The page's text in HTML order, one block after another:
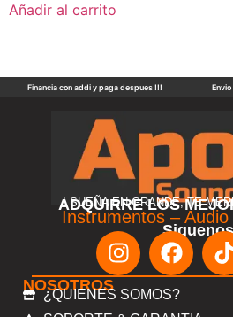
Añadir al carrito
Financia con addi y paga despues !!!
ADQUIRRE LOS
! SUEÑA EN GRANDE, TE
Instrumentos –
Siguenos
NOSOTROS
¿QUIENES SOMOS?